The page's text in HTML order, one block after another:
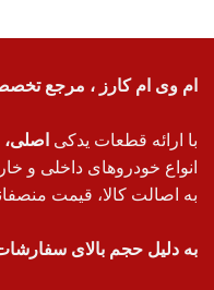
ام وی ام کارز ، مرجع
با ارائه قطعات یدکی
انواع خودروهای داخلی و
به اصالت کالا، قیمت
به دلیل حجم بالای